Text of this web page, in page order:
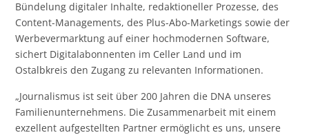
Bündelung digitaler Inhalte, redaktioneller Prozesse, des
Content-Managements, des Plus-Abo-Marketings sowie der
Werbevermarktung auf einer hochmodernen Software,
sichert Digitalabonnenten im Celler Land und im
Ostalbkreis den Zugang zu relevanten Informationen.
„Journalismus ist seit über 200 Jahren die DNA unseres
Familienunternehmens. Die Zusammenarbeit mit einem
exzellent aufgestellten Partner ermöglicht es uns, unsere